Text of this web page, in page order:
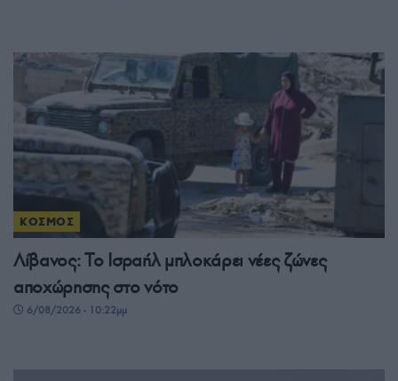
ΚΟΣΜΟΣ
Λίβανος: Το Ισραήλ μπλοκάρει νέες ζώνες
αποχώρησης στο νότο
6/08/2026 - 10:22μμ